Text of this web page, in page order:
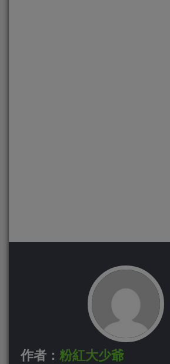
作者： 粉紅大少爺